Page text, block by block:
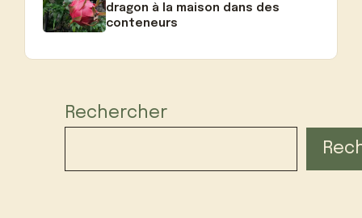
dragon à la maison dans des
conteneurs
Rechercher